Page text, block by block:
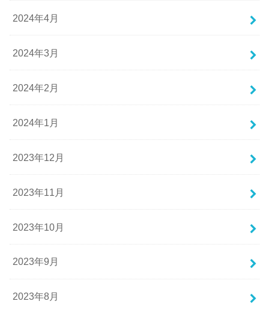
2024年4月
2024年3月
2024年2月
2024年1月
2023年12月
2023年11月
2023年10月
2023年9月
2023年8月